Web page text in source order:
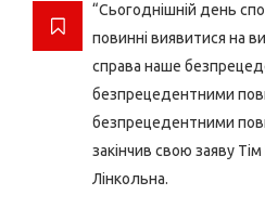
“Сьогоднішній день
повинні виявитися на
справа наше
безпрецедентними
безпрецедентними
закінчив свою заяву
Лінкольна.